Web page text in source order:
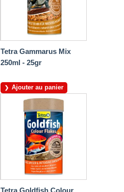
Tetra Gammarus Mix
250ml - 25gr
Ajouter au panier
Tetra Goldfish Colour